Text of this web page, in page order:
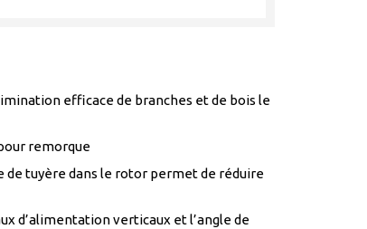
efficace de branches et de bois le
remorque
de tuyère dans le rotor permet de réduire
d’alimentation verticaux et l’angle de